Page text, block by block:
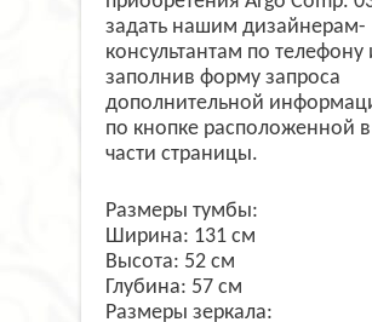
задать нашим дизайнерам-
консультантам по телефону
заполнив форму запроса
дополнительной
по кнопке расположенной
части страницы.
Размеры тумбы:
Ширина: 131 см
Высота: 52 см
Глубина: 57 см
Размеры зеркала: